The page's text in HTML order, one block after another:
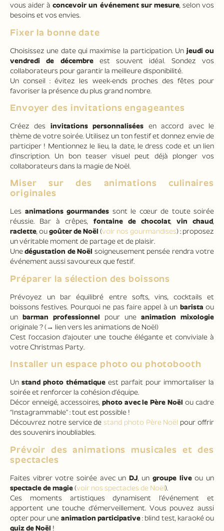
vous aider àconcevoir un événement sur mesure, selon vos
besoins et vos envies.
Fixer la bonne date
Choisissez une date qui maximise la participation. Un jeudi ou
vendredi de décembreest souvent idéal. Sondez vos
collaborateurs pour garantir la meilleure disponibilité.
Un conseil : évitez les week-ends proches des fêtes pour
favoriser la présence du plus grand nombre.
Envoyer des invitations engageantes
Créez des invitations personnalisées en accord avec le
thème de votre soirée. Utilisez un ton festif et donnez envie de
participer ! Mentionnez le lieu, la date, le dress code et un lien
d’inscription. Un bon teaser visuel peut déjà plonger vos
collaborateurs dans la magie de Noël.
Miser sur des animations culinaires
originales
Les animations gourmandes sont le cœur de toute soirée
réussie. Bar à crêpes, fontaine de chocolat, vin chaud,
raclette, ougoûter de Noël (voir nos gourmandises) : proposez
un véritable moment de partage et de plaisir.
Unedégustation de Noël soigneusement pensée rendra votre
événement aussi savoureux que festif.
Préparer la sélection des boissons
Prévoyez un bar équilibré entre softs, vins, cocktails et
boissons festives. Pourquoi ne pas faire appel à un barista ou
un barman professionnel pour une animation mixologie
originale ? (→ lien vers les animations de Noël)
C’est l’occasion d’ajouter une touche élégante et conviviale à
votre Christmas Party.
Installer un espace photo ou photobooth
Un stand photo thématique est parfait pour immortaliser la
soirée et renforcer la cohésion d’équipe.
Décor enneigé, accessoires, photo avec le Père Noël ou cadre
“Instagrammable” : tout est possible !
Découvrez notre service destand photo Père Noël pour offrir
des souvenirs inoubliables.
Prévoir des animations musicales et des
spectacles
Faites vibrer votre soirée avec un DJ, ungroupe liveou un
spectacle de magie(voir nos spectacles de Noël).
Ces moments artistiques dynamisent l’événement et
apportent une touche d’émerveillement. Vous pouvez aussi
opter pour une animation participative: blind test, karaoké ou
quiz de Noël !